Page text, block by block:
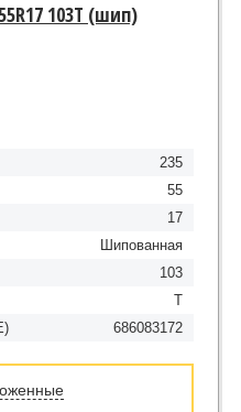
103T (шип)
235
55
17
Шипованная
103
T
686083172